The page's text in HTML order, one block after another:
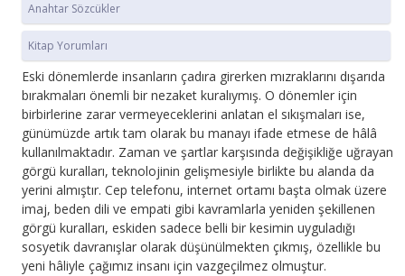
Anahtar Sözcükler
Kitap Yorumları
Eski dönemlerde insanların çadıra girerken mızraklarını dışarıda
bırakmaları önemli bir nezaket kuralıymış. O dönemler için
birbirlerine zarar vermeyeceklerini anlatan el sıkışmaları ise,
günümüzde artık tam olarak bu manayı ifade etmese de hâlâ
kullanılmaktadır. Zaman ve şartlar karşısında değişikliğe uğrayan
görgü kuralları, teknolojinin gelişmesiyle birlikte bu alanda da
yerini almıştır. Cep telefonu, internet ortamı başta olmak üzere
imaj, beden dili ve empati gibi kavramlarla yeniden şekillenen
görgü kuralları, eskiden sadece belli bir kesimin uyguladığı
sosyetik davranışlar olarak düşünülmekten çıkmış, özellikle bu
yeni hâliyle çağımız insanı için vazgeçilmez olmuştur.